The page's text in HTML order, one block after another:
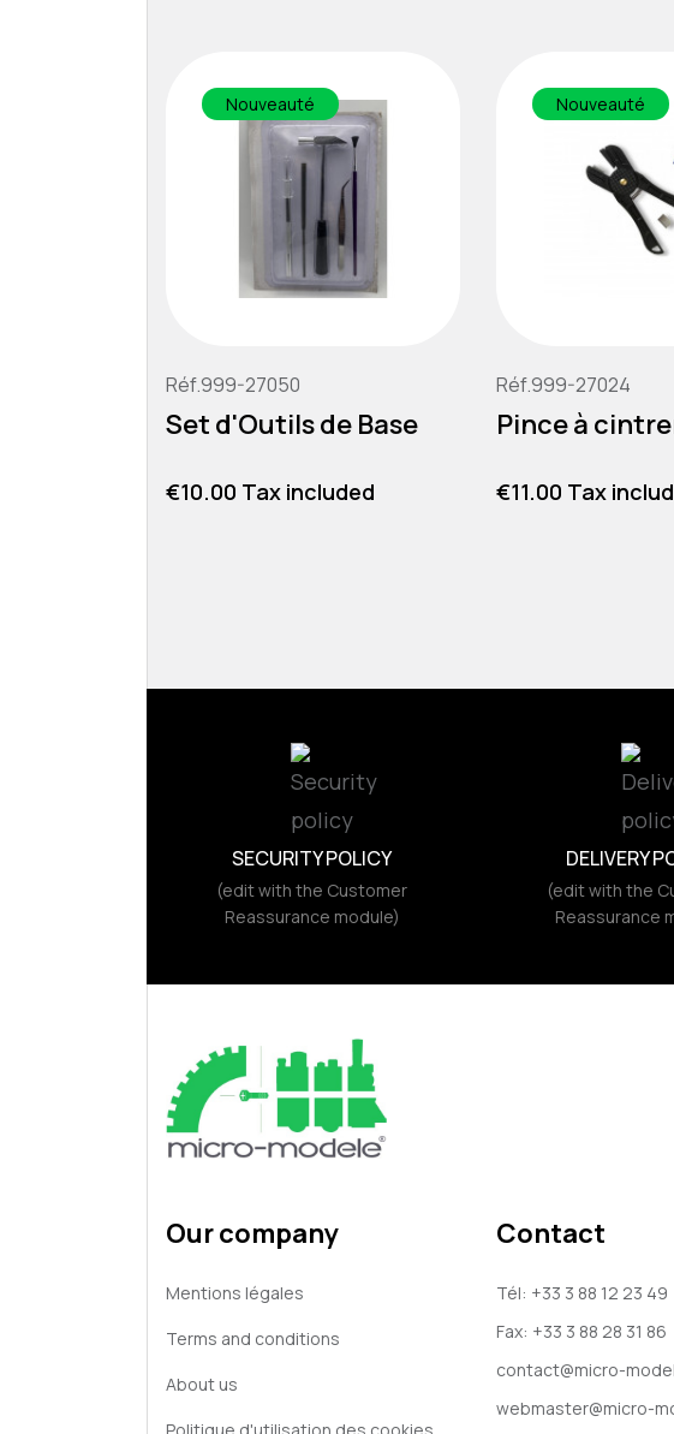
Réf.999-27050
Set d'Outils de Base
Price
€10.00 Tax included
Nouveauté
Réf.999-27024
Pince à
Price
€11.00 Tax
Nouveauté
SECURITY POLICY
(edit with the Customer
Reassurance module)
DELIVERY
(edit with the
Reassurance
Our company
Mentions légales
Terms and conditions
About us
Contact
Tél: +33 3 88 12 23 49
Fax: +33 3 88 28 31 86
contact@micro-
webmaster@micro-